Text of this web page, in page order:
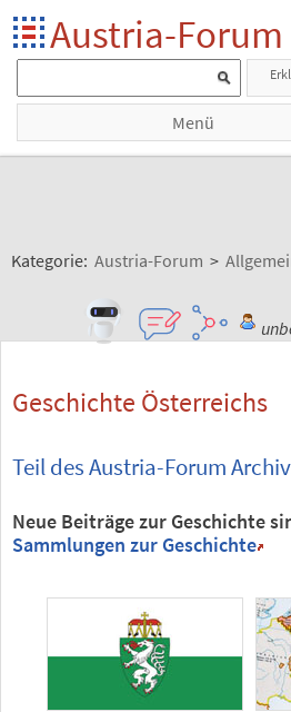
Austria-Forum
Menü
Kategorie: Austria-Forum >
Geschichte Österreichs
Teil des Austria-Forum
Neue Beiträge zur Geschichte
Sammlungen zur Geschichte